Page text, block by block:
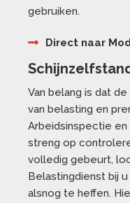
gebruiken.
Direct naar
Van belang is dat
van belasting en
Arbeidsinspectie
streng op
volledig gebeurt,
Belastingdienst bij
alsnog te heffen.